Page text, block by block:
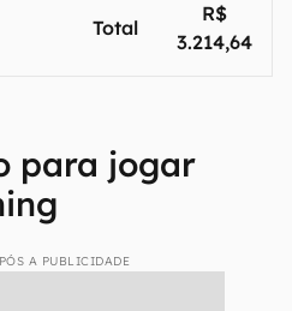
Total
R$
3.214,64
para jogar
A PUBLICIDADE